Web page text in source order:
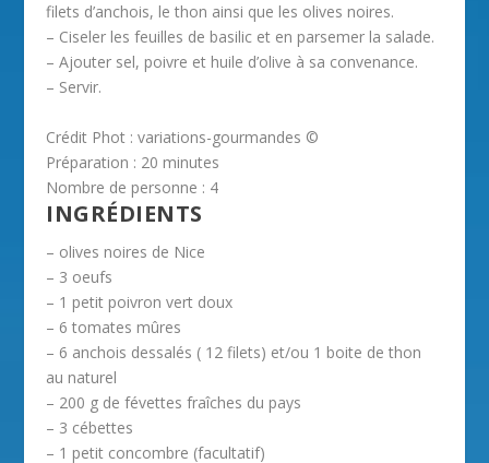
filets d’anchois, le thon ainsi que les olives noires.
– Ciseler les feuilles de basilic et en parsemer la salade.
– Ajouter sel, poivre et huile d’olive à sa convenance.
– Servir.
Crédit Phot : variations-gourmandes ©
Préparation : 20 minutes
Nombre de personne : 4
INGRÉDIENTS
– olives noires de Nice
– 3 oeufs
– 1 petit poivron vert doux
– 6 tomates mûres
– 6 anchois dessalés ( 12 filets) et/ou 1 boite de thon
au naturel
– 200 g de févettes fraîches du pays
– 3 cébettes
– 1 petit concombre (facultatif)